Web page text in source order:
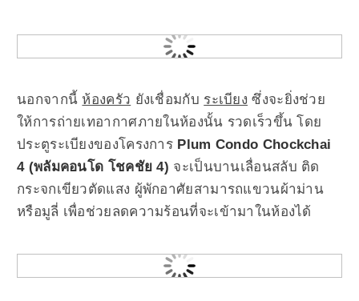
นอกจากนี้ ห้องครัว ยังเชื่อมกับ ระเบียง ซึ่งจะยิ่งช่วย
ให้การถ่ายเทอากาศภายในห้องนั้น รวดเร็วขึ้น โดย
ประตูระเบียงของโครงการ Plum Condo Chockchai
4 (พลัมคอนโด โชคชัย 4) จะเป็นบานเลื่อนสลับ ติด
กระจกเขียวตัดแสง ผู้พักอาศัยสามารถแขวนผ้าม่าน
หรือมูลี่ เพื่อช่วยลดความร้อนที่จะเข้ามาในห้องได้